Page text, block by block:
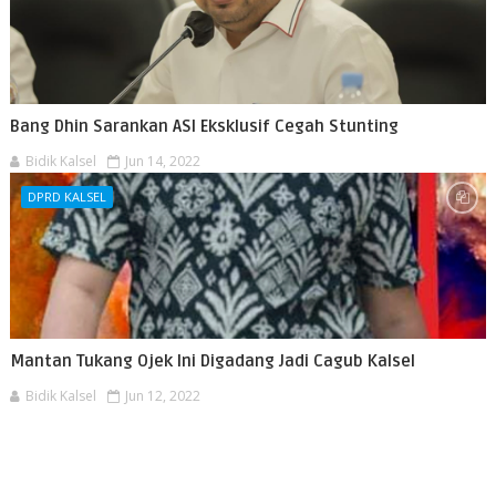
Bang Dhin Sarankan ASI Eksklusif Cegah Stunting
Bidik Kalsel Jun 14, 2022
DPRD KALSEL
Mantan Tukang Ojek Ini Digadang Jadi Cagub Kalsel
Bidik Kalsel Jun 12, 2022